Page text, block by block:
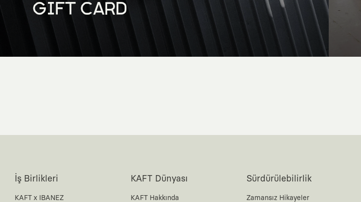
GIFT CARD
İş Birlikleri
KAFT x IBANEZ
KAFT Dünyası
KAFT Hakkında
Sürdürülebilirlik
Zamansız Hikayeler